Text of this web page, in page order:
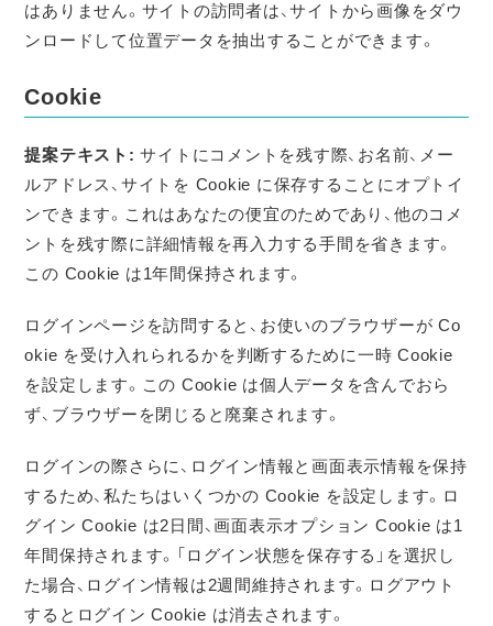
はありません。サイトの訪問者は、サイトから画像をダウ
ンロードして位置データを抽出することができます。
Cookie
提案テキスト:サイトにコメントを残す際、お名前、メー
ルアドレス、サイトを Cookie に保存することにオプトイ
ンできます。これはあなたの便宜のためであり、他のコメ
ントを残す際に詳細情報を再入力する手間を省きます。
この Cookie は1年間保持されます。
ログインページを訪問すると、お使いのブラウザーが Co
okie を受け入れられるかを判断するために一時 Cookie
を設定します。この Cookie は個人データを含んでおら
ず、ブラウザーを閉じると廃棄されます。
ログインの際さらに、ログイン情報と画面表示情報を保持
するため、私たちはいくつかの Cookie を設定します。ロ
グイン Cookie は2日間、画面表示オプション Cookie は1
年間保持されます。「ログイン状態を保存する」を選択し
た場合、ログイン情報は2週間維持されます。ログアウト
するとログイン Cookie は消去されます。